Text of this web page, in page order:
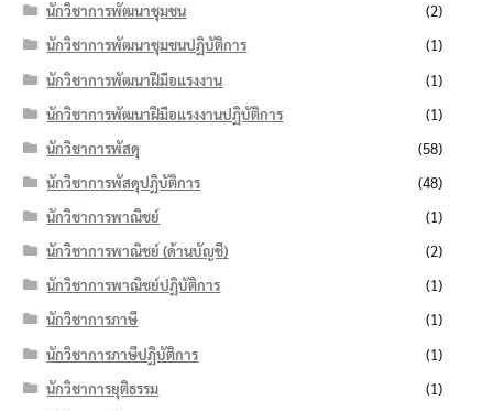
นักวิชาการพัฒนาชุมชน
(2)
นักวิชาการพัฒนาชุมชนปฏิบัติการ
(1)
นักวิชาการพัฒนาฝีมือแรงงาน
(1)
นักวิชาการพัฒนาฝีมือแรงงานปฏิบัติการ
(1)
นักวิชาการพัสดุ
(58)
นักวิชาการพัสดุปฏิบัติการ
(48)
นักวิชาการพาณิชย์
(1)
นักวิชาการพาณิชย์ (ด้านบัญชี)
(2)
นักวิชาการพาณิชย์ปฏิบัติการ
(1)
นักวิชาการภาษี
(1)
นักวิชาการภาษีปฏิบัติการ
(1)
นักวิชาการยุติธรรม
(1)